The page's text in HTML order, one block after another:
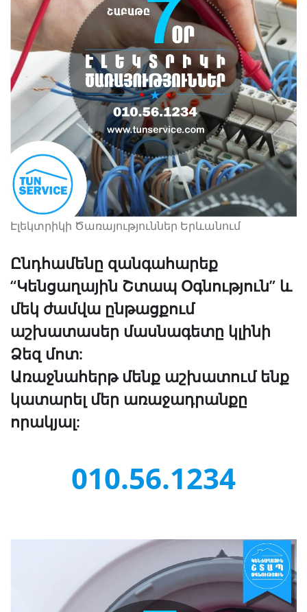
Էլեկտրիկի Ծառայություններ Երևանում
Ընդհամենը զանգահարեք
“Կենցաղային Շտապ Օգնություն” և
մեկ ժամվա ընթացքում
աշխատասեր մասնագետը կլինի
Ձեզ մոտ:
Առաջնահերթ մենք աշխատում ենք
կատարել մեր առաջադրանքը
որակյալ:
010.56.1234